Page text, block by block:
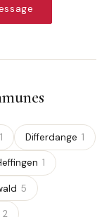
1 Differdange 1
1
5
2